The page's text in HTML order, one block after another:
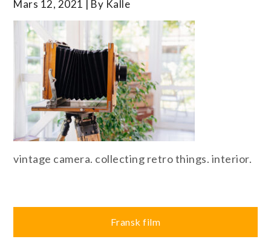
Mars 12, 2021 By Kalle
vintage camera. collecting retro things. interior.
Inläggsnavigering
Fransk film